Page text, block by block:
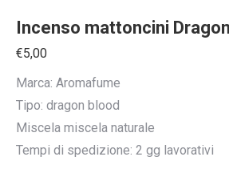
Incenso mattoncini
€5,00
Marca: Aromafume
Tipo: dragon blood
Miscela miscela naturale
Tempi di spedizione: 2 gg lavorativi